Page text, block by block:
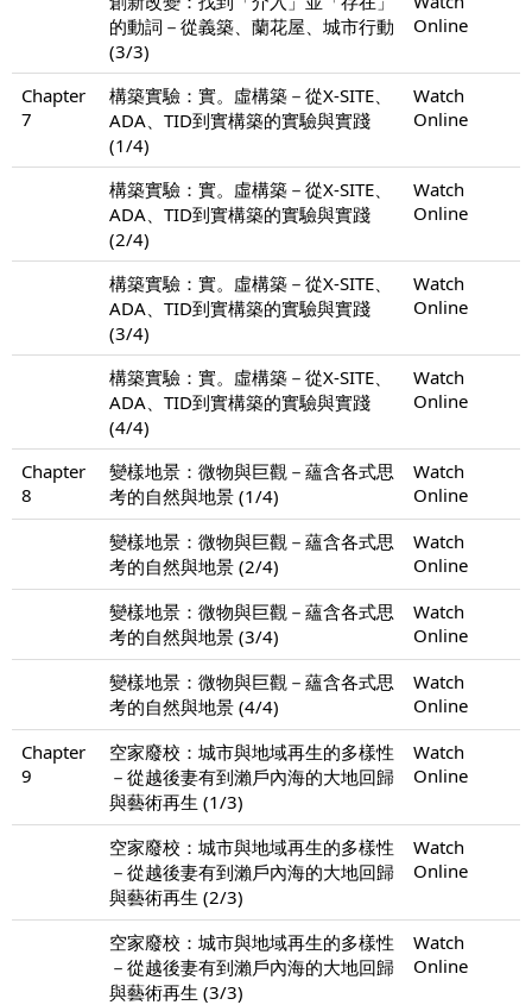
的動詞－從義築、蘭花屋、城市行動
(3/3)
Online
Chapter
7
構築實驗：實。虛構築－從X-SITE、
ADA、TID到實構築的實驗與實踐
(1/4)
Watch
Online
構築實驗：實。虛構築－從X-SITE、
ADA、TID到實構築的實驗與實踐
(2/4)
Watch
Online
構築實驗：實。虛構築－從X-SITE、
ADA、TID到實構築的實驗與實踐
(3/4)
Watch
Online
構築實驗：實。虛構築－從X-SITE、
ADA、TID到實構築的實驗與實踐
(4/4)
Watch
Online
Chapter
8
變樣地景：微物與巨觀－蘊含各式思
考的自然與地景 (1/4)
Watch
Online
變樣地景：微物與巨觀－蘊含各式思
考的自然與地景 (2/4)
Watch
Online
變樣地景：微物與巨觀－蘊含各式思
考的自然與地景 (3/4)
Watch
Online
變樣地景：微物與巨觀－蘊含各式思
考的自然與地景 (4/4)
Watch
Online
Chapter
9
空家廢校：城市與地域再生的多樣性
－從越後妻有到瀨戶內海的大地回歸
與藝術再生 (1/3)
Watch
Online
空家廢校：城市與地域再生的多樣性
－從越後妻有到瀨戶內海的大地回歸
與藝術再生 (2/3)
Watch
Online
空家廢校：城市與地域再生的多樣性
－從越後妻有到瀨戶內海的大地回歸
與藝術再生 (3/3)
Watch
Online